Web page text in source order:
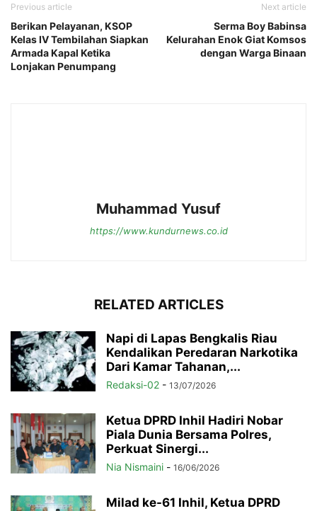
Previous article
Berikan Pelayanan, KSOP
Kelas IV Tembilahan Siapkan
Armada Kapal Ketika
Lonjakan Penumpang
Next article
Serma Boy Babinsa
Kelurahan Enok Giat Komsos
dengan Warga Binaan
Muhammad Yusuf
https://www.kundurnews.co.id
RELATED ARTICLES
Napi di Lapas Bengkalis Riau
Kendalikan Peredaran Narkotika
Dari Kamar Tahanan,...
Redaksi-02 - 13/07/2026
Ketua DPRD Inhil Hadiri Nobar
Piala Dunia Bersama Polres,
Perkuat Sinergi...
Nia Nismaini - 16/06/2026
Milad ke-61 Inhil, Ketua DPRD